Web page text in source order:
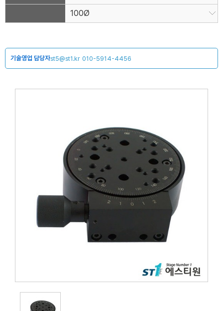
100Ø
기술영업 담당자st5@st1.kr 010-5914-4456